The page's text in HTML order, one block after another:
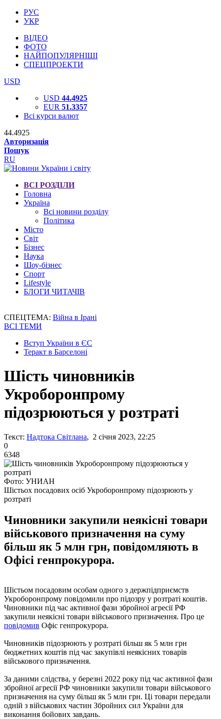
РУС
УКР
ВІДЕО
ФОТО
НАЙПОПУЛЯРНІШІ
СПЕЦПРОЕКТИ
USD
USD 44.4925
EUR 51.3357
Всі курси валют
44.4925
Авторизація
Пошук
RU
ВСІ РОЗДІЛИ
Головна
Україна
Всі новини розділу
Політика
Місто
Світ
Бізнес
Наука
Шоу-бізнес
Спорт
Lifestyle
БЛОГИ ЧИТАЧІВ
СПЕЦТЕМА: Війна в Ірані
ВСІ ТЕМИ
Вступ України в ЄС
Теракт в Барселоні
Шість чиновників
Укроборонпрому
підозрюються у розтраті
Текст: Надтока Світлана, 2 січня 2023, 22:25
0
6348
Фото: УНИАН
Шістьох посадових осіб Укроборонпрому підозрюють у
розтраті
Чиновники закупили неякісні товари
військового призначення на суму
більш як 5 млн грн, повідомляють в
Офісі генпрокурора.
Шістьом посадовим особам одного з держпідприємств
Укроборонпрому повідомили про підозру у розтраті коштів.
Чиновники під час активної фази збройної агресії РФ
закупили неякісні товари військового призначення. Про це
повідомив Офіс генпрокурора.
Чиновників підозрюють у розтраті більш як 5 млн грн
бюджетних коштів під час закупівлі неякісних товарів
військового призначення.
За даними слідства, у березні 2022 року під час активної фази
збройної агресії РФ чиновники закупили товари військового
призначення на суму більш як 5 млн грн. Ці товари передали
одній з військових частин Збройних сил України для
виконання бойових завдань.